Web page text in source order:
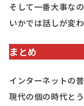
そして一番大事な
いかでは話しが変わ
まとめ
インターネットの
現代の個の時代と